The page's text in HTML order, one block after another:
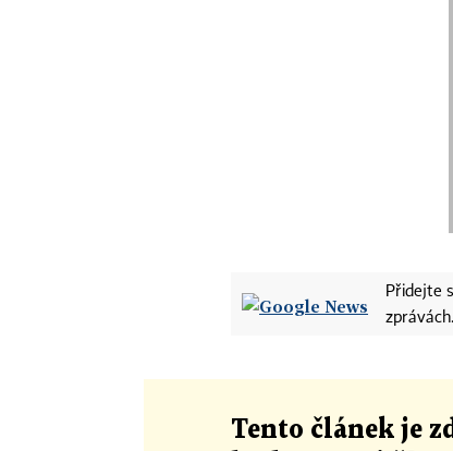
Přidejte
zprávách.
Tento článek je